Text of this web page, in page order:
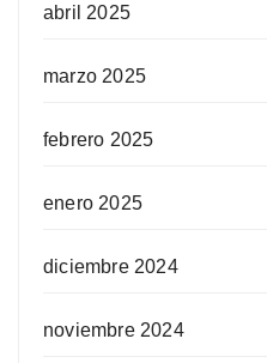
abril 2025
marzo 2025
febrero 2025
enero 2025
diciembre 2024
noviembre 2024